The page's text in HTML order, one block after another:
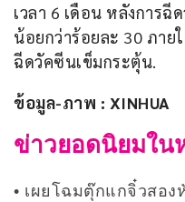
เวลา 6 เดือน หลังการ
น้อยกว่าร้อยละ 30 ภาย
ฉีดวัคซีนเข็มกระตุ้น.
ข้อมูล-ภาพ : XINHUA
ข่าวยอดนิยมใน
เผยโฉมตุ๊กแกจิ๋วสอง